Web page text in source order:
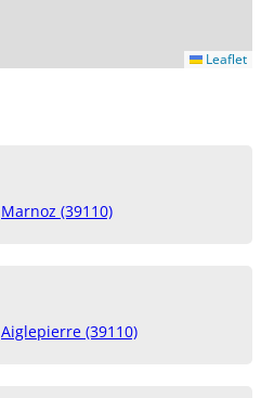
Leaflet
Marnoz (39110)
Aiglepierre (39110)